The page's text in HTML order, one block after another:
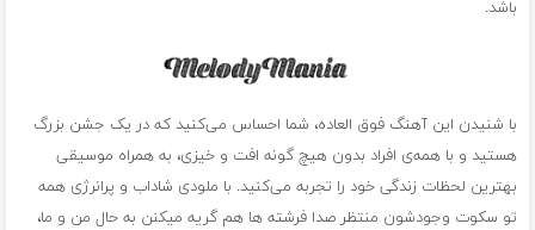
باشد.
با شنیدن این آهنگ فوق العاده، شما احساس می‌کنید که در یک جشن بزرگ
هستید و با همه‌ی افراد بدون هیچ گونه افت و خیزی، به همراه موسیقی
بهترین لحظات زندگی خود را تجربه می‌کنید. با ملودی شاداب و پرانرژی همه
تو سکوت وجودشون منتظر صدا فرشته ها هم گریه میکنن به حال من و ما،